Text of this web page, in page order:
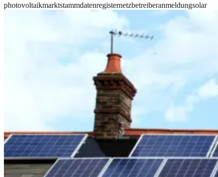
photovoltaikmarktstammdatenregisternetzbetreiberanmeldungsolar